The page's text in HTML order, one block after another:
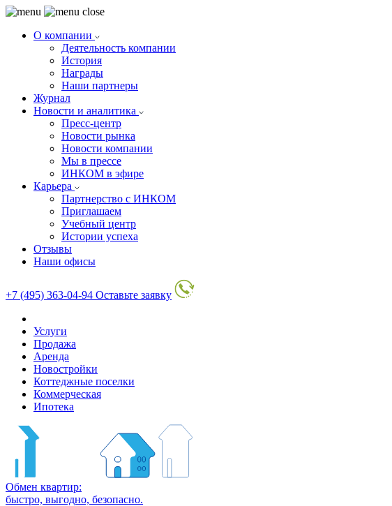
О компании
Деятельность компании
История
Награды
Наши партнеры
Журнал
Новости и аналитика
Пресс-центр
Новости рынка
Новости компании
Мы в прессе
ИНКОМ в эфире
Карьера
Партнерство с ИНКОМ
Приглашаем
Учебный центр
Истории успеха
Отзывы
Наши офисы
+7 (495) 363-04-94 Оставьте заявку
Услуги
Продажа
Аренда
Новостройки
Коттеджные поселки
Коммерческая
Ипотека
Обмен квартир:
быстро, выгодно, безопасно.